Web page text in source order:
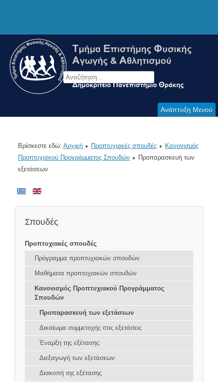
Ανάπτυξη Μενού
Βρίσκεστε εδώ: Αρχική Προπτυχιακές σπουδές
Κανονισμός
Προπτυχιακού Προγράμματος Σπουδών
Προπαρασκευή των
εξετάσεων
Σπουδές
Προπτυχιακές σπουδές
Πρόγραμμα προπτυχιακών σπουδών
Μαθήματα προπτυχιακών σπουδών
Κανονισμός Προπτυχιακού Προγράμματος
Σπουδών
Προπαρασκευή των εξετάσεων
Δικαίωμα συμμετοχής στις εξετάσεις
Έναρξη της εξέτασης
Διεξαγωγή των εξετάσεων
Διακοπή της εξέτασης